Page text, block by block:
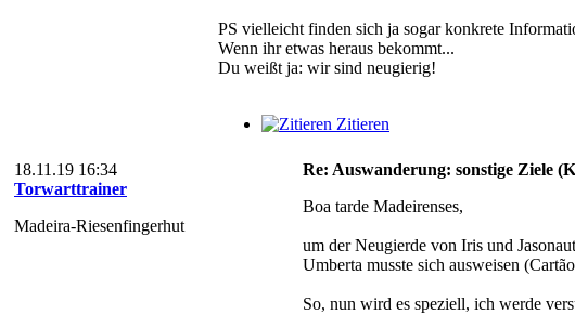
PS vielleicht finden sich ja sogar konkrete
Wenn ihr etwas heraus bekommt...
Du weißt ja: wir sind neugierig!
Zitieren
18.11.19 16:34
Torwarttrainer
Madeira-Riesenfingerhut
Re: Auswanderung: sonstige Ziele
Boa tarde Madeirenses,
um der Neugierde von Iris und
Umberta musste sich ausweisen
So, nun wird es speziell, ich werde